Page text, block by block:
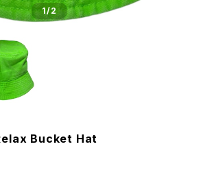
1/2
Bucket Hat